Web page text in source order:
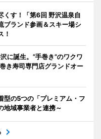
くす！「第6回 野沢温泉自
ブランド参画＆スキー場シ
！
に誕生。“手巻き”のワクワ
き寿司専門店グランドオー
型の5つの「プレミアム・フ
地域事業者と連携～